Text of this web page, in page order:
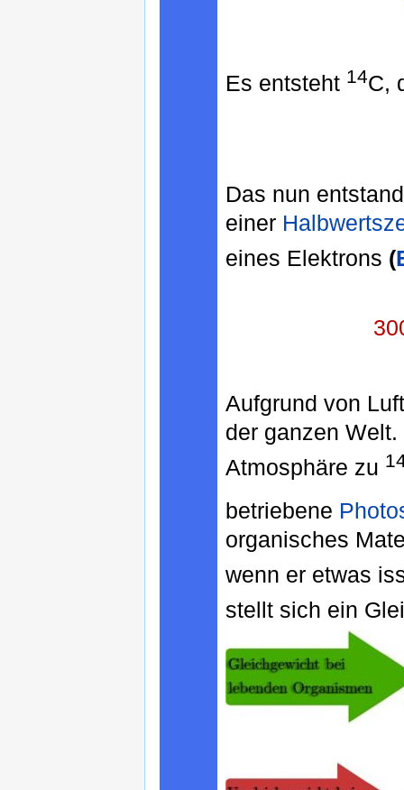
Es entsteht 14C,
Das nun
einer
eines Elektrons (
Aufgrund von
der ganzen
Atmosphäre zu
betriebene
organisches
wenn er etwas
stellt sich ein